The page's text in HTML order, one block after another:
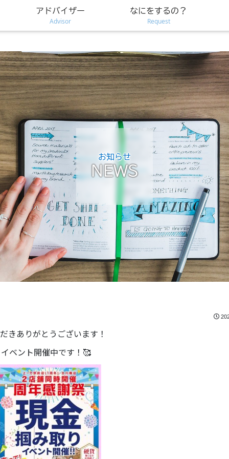
お知らせ
NEWS
アドバイザー
Advisor
なにをするの？
Request
きありがとうございます！
ベント開催中です！🥰